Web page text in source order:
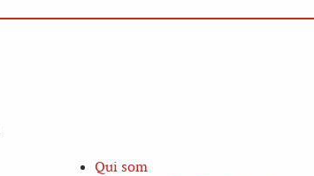
Qui som